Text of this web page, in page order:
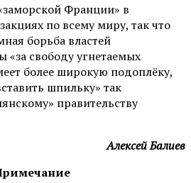
Франции» в
по всему миру, так что
борьба властей
«за свободу угнетаемых
более широкую подоплёку,
шпильку» так
правительству
Алексей Балиев